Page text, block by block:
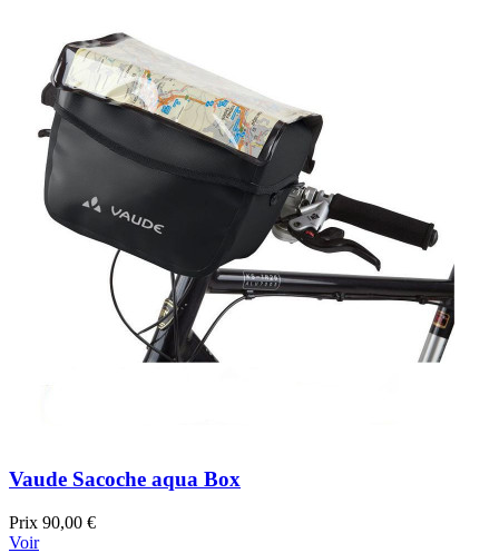
Vaude Sacoche aqua Box
Prix 90,00 €
Voir